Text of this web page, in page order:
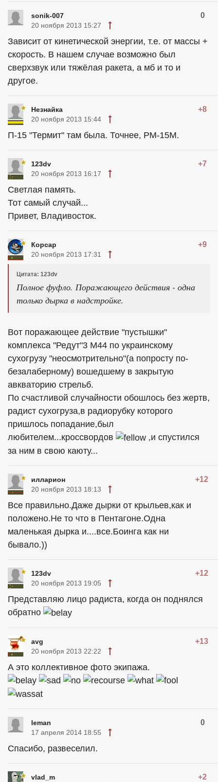
sonik-007 0
20 ноября 2013 15:27
Зависит от кинетической энергии, т.е. от массы +
скорость. В нашем случае возможно был
сверхзвук или тяжёлая ракета, а мб и то и
другое.
Незнайка +8
20 ноября 2013 15:44
П-15 "Термит" там была. Точнее, РМ-15М.
123dv +7
20 ноября 2013 16:17
Светлая память.
Тот самый случай...
Привет, Владивосток.
Корсар +9
20 ноября 2013 17:31
Цитата: 123dv
Полное фуфло. Поражающего действия - одна
только дырка в надстройке.
Вот поражающее действие "пустышки"
комплекса "Редут"3 М44 по украинскому
сухогрузу "неосмотрительно"(а попросту по-
безалаберному) вошедшему в закрытую
авкваторию стрельб.
По счастливой случайности обошлось без жертв,
радист сухогруза,в радиорубку которого
пришлось попадание,был
любителем...кроссвордов
,и спустился
за ним в свою каюту...
илларион +12
20 ноября 2013 18:13
Все правильно.Даже дырки от крыльев,как и
положено.Не то что в Пентагоне.Одна
маленькая дырка и....все.Боинга как ни
бывало.))
123dv +12
20 ноября 2013 19:05
Представляю лицо радиста, когда он поднялся
обратно
avg +13
20 ноября 2013 22:22
А это коллективное фото экипажа.
leman 0
17 апреля 2014 18:55
Спасибо, развеселил.
vlad_m +2